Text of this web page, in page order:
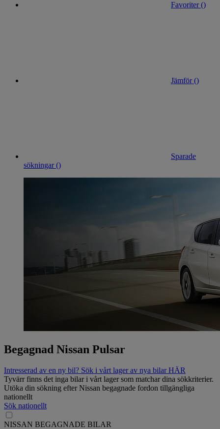
Favoriter ()
Jämför ()
Sparade
sökningar ()
Begagnad Nissan Pulsar
Intresserad av en ny bil? Sök i vårt lager av nya bilar HÄR
Tyvärr finns det inga bilar i vårt lager som matchar dina sökkriterier.
Utöka din sökning efter Nissan begagnade fordon tillgängliga
nationellt
Sök nationellt
NISSAN BEGAGNADE BILAR